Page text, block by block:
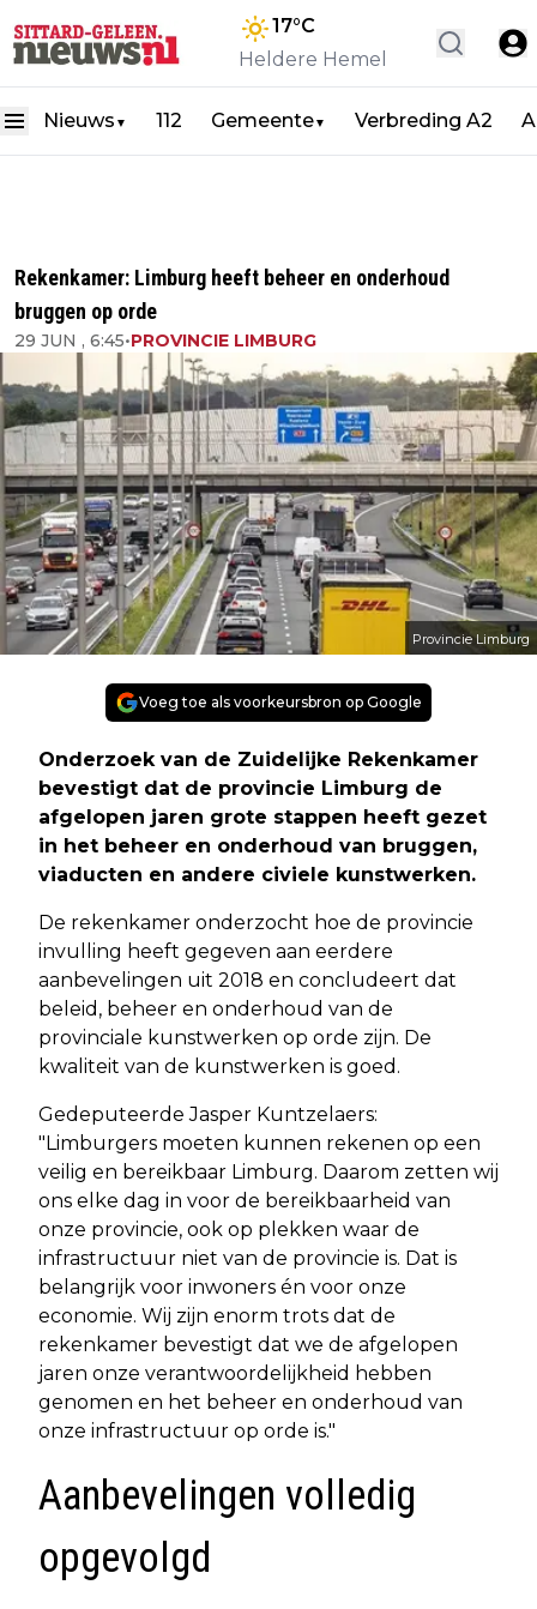
17°C
Heldere Hemel
Nieuws ▼ 112 Gemeente▼ Verbreding A2
Rekenkamer: Limburg heeft beheer en onderhoud
bruggen op orde
29 JUN , 6:45•PROVINCIE LIMBURG
Provincie Limburg
Voeg toe als voorkeursbron op Google
Onderzoek van de Zuidelijke Rekenkamer
bevestigt dat de provincie Limburg de
afgelopen jaren grote stappen heeft gezet
in het beheer en onderhoud van bruggen,
viaducten en andere civiele kunstwerken.
De rekenkamer onderzocht hoe de provincie
invulling heeft gegeven aan eerdere
aanbevelingen uit 2018 en concludeert dat
beleid, beheer en onderhoud van de
provinciale kunstwerken op orde zijn. De
kwaliteit van de kunstwerken is goed.
Gedeputeerde Jasper Kuntzelaers:
"Limburgers moeten kunnen rekenen op een
veilig en bereikbaar Limburg. Daarom zetten wij
ons elke dag in voor de bereikbaarheid van
onze provincie, ook op plekken waar de
infrastructuur niet van de provincie is. Dat is
belangrijk voor inwoners én voor onze
economie. Wij zijn enorm trots dat de
rekenkamer bevestigt dat we de afgelopen
jaren onze verantwoordelijkheid hebben
genomen en het beheer en onderhoud van
onze infrastructuur op orde is."
Aanbevelingen volledig
opgevolgd